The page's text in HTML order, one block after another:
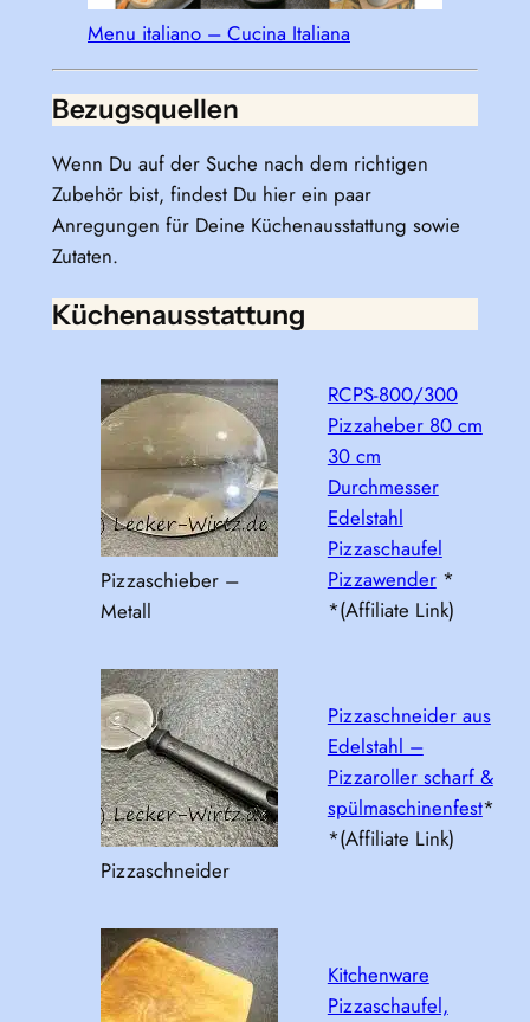
Menu italiano – Cucina Italiana
Bezugsquellen
Wenn Du auf der Suche nach dem richtigen
Zubehör bist, findest Du hier ein paar
Anregungen für Deine Küchenausstattung sowie
Zutaten.
Küchenausstattung
Pizzaschieber –
Metall
RCPS-800/300
Pizzaheber 80 cm
30 cm
Durchmesser
Edelstahl
Pizzaschaufel
Pizzawender*
*(Affiliate Link)
Pizzaschneider
Pizzaschneider aus
Edelstahl –
Pizzaroller scharf &
spülmaschinenfest*
*(Affiliate Link)
Kitchenware
Pizzaschaufel,